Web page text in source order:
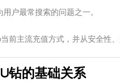
户最常搜索的问题之一。
前主流充值方式，并从安全性
钻的基础关系